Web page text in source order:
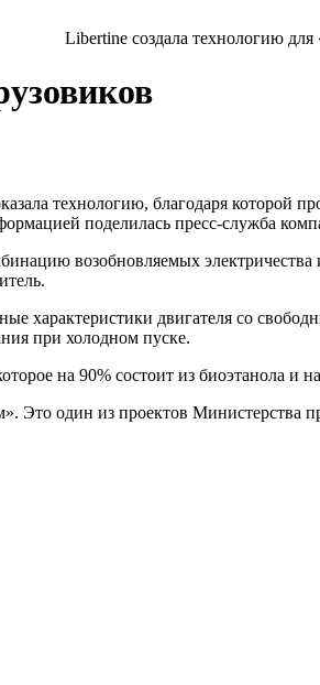
Libertine создала технологию для
технологию, благодаря которой
поделилась пресс-служба
возобновляемых
характеристики двигателя со
при холодном пуске.
на 90% состоит из биоэтанола и
Это один из проектов